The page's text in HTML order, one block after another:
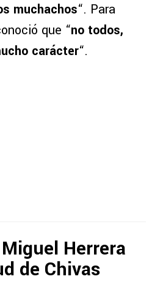
muchachos“. Para
que “no todos,
carácter“.
Herrera
de Chivas